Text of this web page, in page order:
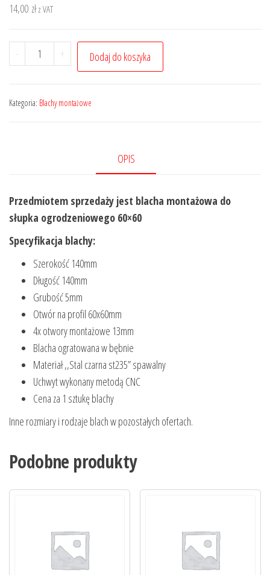
14,00 zł z VAT
-
ilość
Blacha
podstawa
+ Dodaj do koszyka
Kategoria: Blachy montażowe
OPIS
Przedmiotem sprzedaży jest blacha montażowa do
słupka ogrodzeniowego 60×60
Specyfikacja blachy:
Szerokość 140mm
Długość 140mm
Grubość 5mm
Otwór na profil 60x60mm
4x otwory montażowe 13mm
Blacha ogratowana w bębnie
Materiał ,,Stal czarna st235” spawalny
Uchwyt wykonany metodą CNC
Cena za 1 sztukę blachy
Inne rozmiary i rodzaje blach w pozostałych ofertach.
Podobne produkty